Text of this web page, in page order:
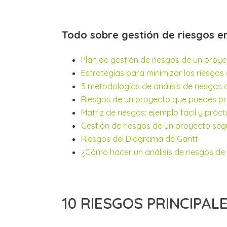
Todo sobre gestión de riesgos
Plan de gestión de riesgos de un
Estrategias para minimizar los
5 metodologías de análisis de riesgos
Riesgos de un proyecto que puedes
Matriz de riesgos: ejemplo fácil y
Gestión de riesgos de un proyecto
Riesgos del Diagrama de Gantt
¿Cómo hacer un análisis de riesgos
10 RIESGOS